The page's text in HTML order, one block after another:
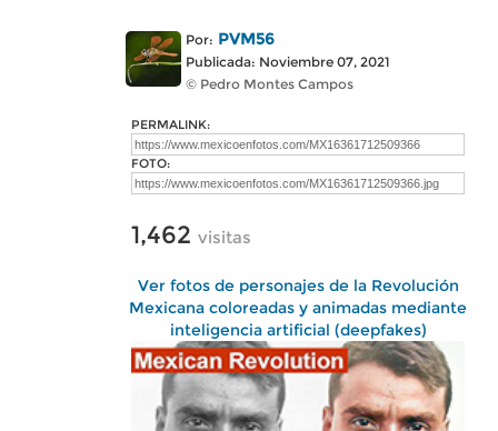
Por: PVM56
Publicada: Noviembre 07, 2021
© Pedro Montes Campos
PERMALINK:
FOTO:
1,462 visitas
Ver fotos de personajes de la Revolución
Mexicana coloreadas y animadas mediante
inteligencia artificial (deepfakes)